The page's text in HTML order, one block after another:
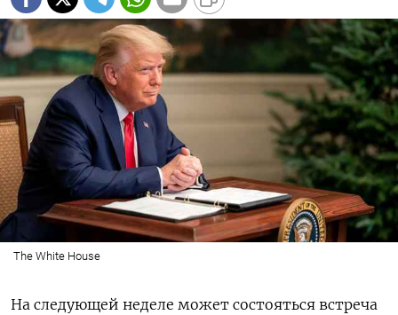
The White House
На следующей неделе может состояться встреча